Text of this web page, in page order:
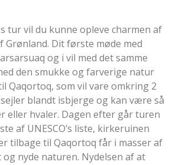
tur vil du kunne opleve charmen af
Grønland. Dit første møde med
og i vil med det samme
den smukke og farverige natur
Qaqortoq, som vil vare omkring 2
blandt isbjerge og kan være så
eller hvaler. Dagen efter går turen
af UNESCO’s liste, kirkeruinen
tilbage til Qaqortoq får i masser af
nyde naturen. Nydelsen af at